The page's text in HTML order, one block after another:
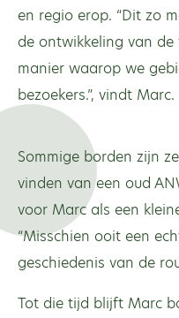
en regio erop. “Dit zo
de ontwikkeling van
manier waarop we
bezoekers.”, vindt Marc.
Sommige borden zijn
vinden van een oud
voor Marc als een
“Misschien ooit een
geschiedenis van de
Tot die tijd blijft Marc